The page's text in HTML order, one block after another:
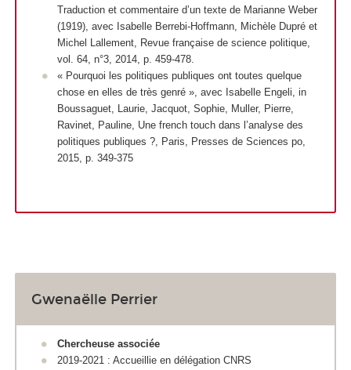
Traduction et commentaire d’un texte de Marianne Weber
(1919), avec Isabelle Berrebi-Hoffmann, Michèle Dupré et
Michel Lallement,
Revue française de science politique
vol. 64, n°3, 2014, p. 459-478.
« Pourquoi les politiques publiques ont toutes quelque
chose en elles de très genré », avec Isabelle Engeli, in
Boussaguet, Laurie, Jacquot, Sophie, Muller, Pierre,
Ravinet, Pauline, Une french touch dans l’analyse des
politiques publiques ? , Paris, Presses de Sciences po,
2015, p. 349-375
Gwenaëlle Perrier
Chercheuse associée
2019-2021 : Accueillie en délégation CNRS